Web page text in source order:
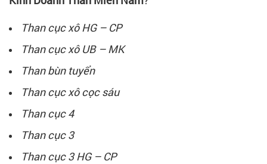
Than cục xô HG – CP
Than cục xô UB – MK
Than bùn tuyển
Than cục xô cọc sáu
Than cục 4
Than cục 3
Than cục 3 HG – CP